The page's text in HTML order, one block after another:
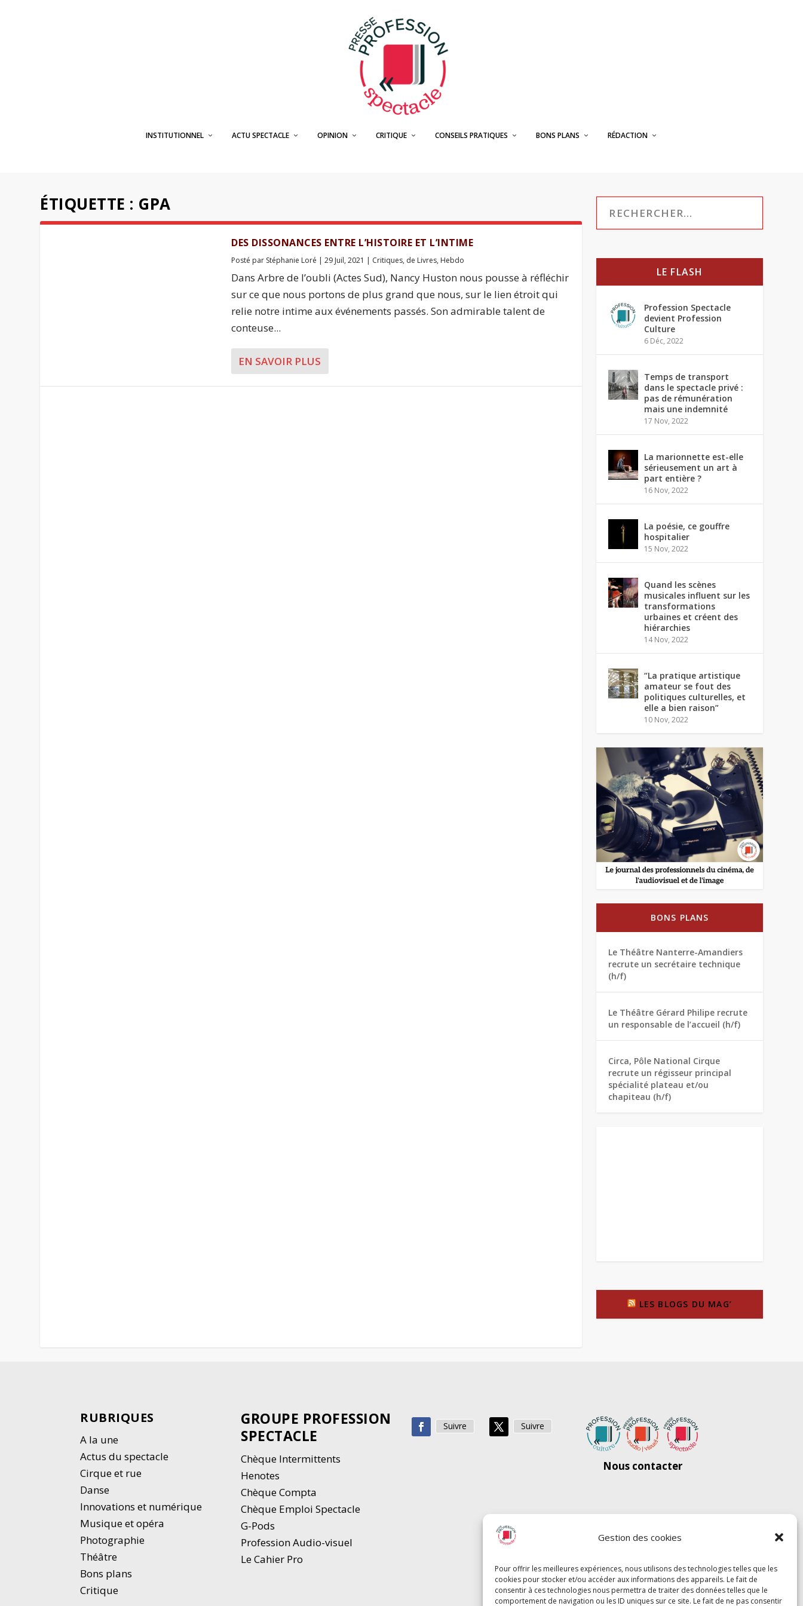
Gestion des cookies
Pour offrir les meilleures expériences, nous utilisons des technologies telles que les
cookies pour stocker et/ou accéder aux informations des appareils. Le fait de
consentir à ces technologies nous permettra de traiter des données telles que le
comportement de navigation ou les ID uniques sur ce site. Le fait de ne pas consentir
INSTITUTIONNEL ACTU SPECTACLE OPINION CRITIQUE CONSEILS PRATIQUES BONS PLANS RÉDACTION
ÉTIQUETTE : GPA
DES DISSONANCES ENTRE L’HISTOIRE ET L’INTIME
Posté par Stéphanie Loré |29 Juil, 2021 | Critiques, de Livres, Hebdo
Dans Arbre de l’oubli (Actes Sud), Nancy Huston nous pousse à réfléchir
sur ce que nous portons de plus grand que nous, sur le lien étroit qui
relie notre intime aux événements passés. Son admirable talent de
conteuse...
EN SAVOIR PLUS
LE FLASH
Profession Spectacle
devient Profession
Culture
6 Déc, 2022
Temps de transport
dans le spectacle privé :
pas de rémunération
mais une indemnité
17 Nov, 2022
La marionnette est-elle
sérieusement un art à
part entière ?
16 Nov, 2022
La poésie, ce gouffre
hospitalier
15 Nov, 2022
Quand les scènes
musicales influent sur les
transformations
urbaines et créent des
hiérarchies
14 Nov, 2022
“La pratique artistique
amateur se fout des
politiques culturelles, et
elle a bien raison”
10 Nov, 2022
BONS PLANS
Le Théâtre Nanterre-Amandiers
recrute un secrétaire technique
(h/f)
Le Théâtre Gérard Philipe recrute
un responsable de l’accueil (h/f)
Circa, Pôle National Cirque
recrute un régisseur principal
spécialité plateau et/ou
chapiteau (h/f)
LES BLOGS DU MAG’
RUBRIQUES
A la une
Actus du spectacle
Cirque et rue
Danse
Innovations et numérique
Musique et opéra
Photographie
Théâtre
Bons plans
Critique
GROUPE PROFESSION
SPECTACLE
Chèque Intermittents
Henotes
Chèque Compta
Chèque Emploi Spectacle
G-Pods
Profession Audio-visuel
Le Cahier Pro
Suivre Suivre
Nous contacter